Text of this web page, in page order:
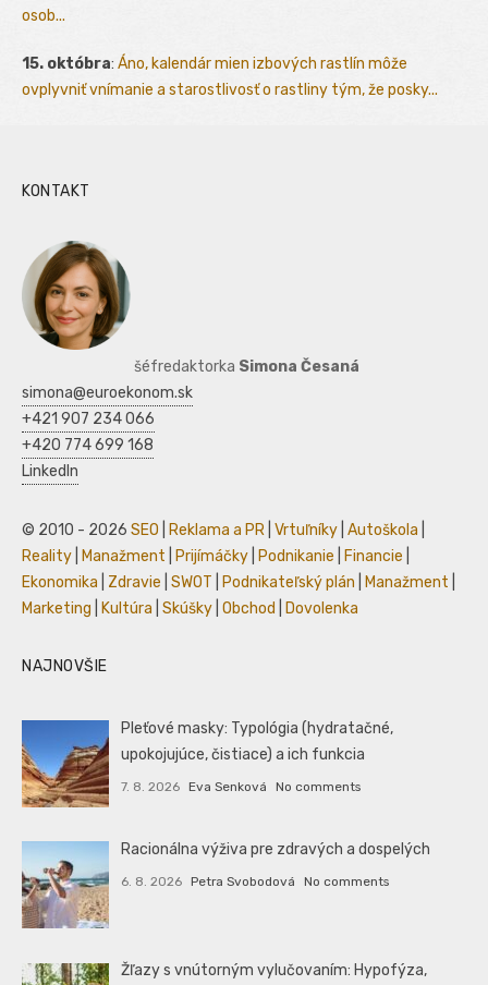
osob...
15. októbra: Áno, kalendár mien izbových rastlín môže
ovplyvniť vnímanie a starostlivosť o rastliny tým, že posky...
KONTAKT
šéfredaktorka Simona Česaná
simona@euroekonom.sk
+421 907 234 066
+420 774 699 168
LinkedIn
© 2010 - 2026 SEO Reklama a PR Vrtuľníky Autoškola
Reality
Manažment Prijímáčky Podnikanie Financie
Ekonomika
Zdravie SWOT Podnikateľský plán Manažment
Marketing
Kultúra Skúšky Obchod Dovolenka
NAJNOVŠIE
Pleťové masky: Typológia (hydratačné,
upokojujúce, čistiace) a ich funkcia
7. 8. 2026 Eva Senková No comments
Racionálna výživa pre zdravých a dospelých
6. 8. 2026 Petra Svobodová No comments
Žľazy s vnútorným vylučovaním: Hypofýza,